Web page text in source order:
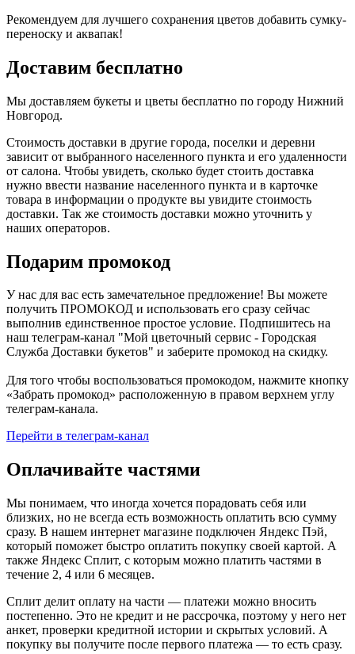
Рекомендуем для лучшего сохранения цветов добавить сумку-
переноску и аквапак!
Доставим бесплатно
Мы доставляем букеты и цветы бесплатно по городу Нижний
Новгород.
Стоимость доставки в другие города, поселки и деревни
зависит от выбранного населенного пункта и его удаленности
от салона. Чтобы увидеть, сколько будет стоить доставка
нужно ввести название населенного пункта и в карточке
товара в информации о продукте вы увидите стоимость
доставки. Так же стоимость доставки можно уточнить у
наших операторов.
Подарим промокод
У нас для вас есть замечательное предложение! Вы можете
получить ПРОМОКОД и использовать его сразу сейчас
выполнив единственное простое условие. Подпишитесь на
наш телеграм-канал "Мой цветочный сервис - Городская
Служба Доставки букетов" и заберите промокод на скидку.
Для того чтобы воспользоваться промокодом, нажмите кнопку
«Забрать промокод» расположенную в правом верхнем углу
телеграм-канала.
Перейти в телеграм-канал
Оплачивайте частями
Мы понимаем, что иногда хочется порадовать себя или
близких, но не всегда есть возможность оплатить всю сумму
сразу. В нашем интернет магазине подключен Яндекс Пэй,
который поможет быстро оплатить покупку своей картой. А
также Яндекс Сплит, с которым можно платить частями в
течение 2, 4 или 6 месяцев.
Сплит делит оплату на части — платежи можно вносить
постепенно. Это не кредит и не рассрочка, поэтому у него нет
анкет, проверки кредитной истории и скрытых условий. А
покупку вы получите после первого платежа — то есть сразу.